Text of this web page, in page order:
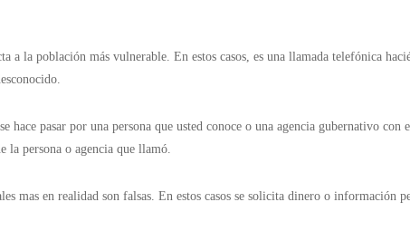
a la población más vulnerable. En estos casos, es una llamada telefónica
hace pasar por una persona que usted conoce o una agencia gubernativo
la persona o agencia que llamó.
mas en realidad son falsas. En estos casos se solicita dinero o información